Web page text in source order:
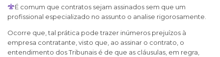
É comum que contratos sejam assinados sem que um
profissional especializado no assunto o analise rigorosamente.
Ocorre que, tal prática pode trazer inúmeros prejuízos à
empresa contratante, visto que, ao assinar o contrato, o
entendimento dos Tribunais é de que as cláusulas, em regra,